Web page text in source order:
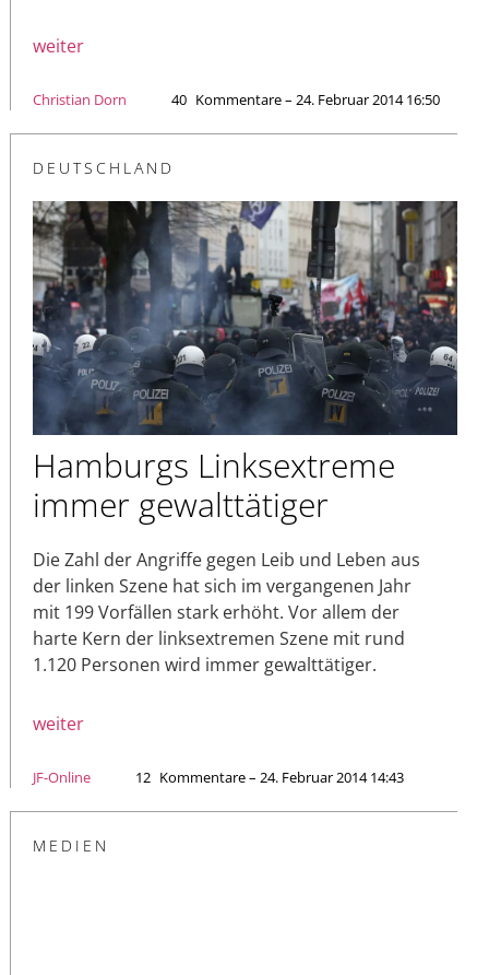
weiter
Christian Dorn 40 Kommentare – 24. Februar 2014 16:50
DEUTSCHLAND
Hamburgs Linksextreme
immer gewalttätiger
Die Zahl der Angriffe gegen Leib und Leben aus
der linken Szene hat sich im vergangenen Jahr
mit 199 Vorfällen stark erhöht. Vor allem der
harte Kern der linksextremen Szene mit rund
1.120 Personen wird immer gewalttätiger.
weiter
JF-Online 12 Kommentare – 24. Februar 2014 14:43
MEDIEN